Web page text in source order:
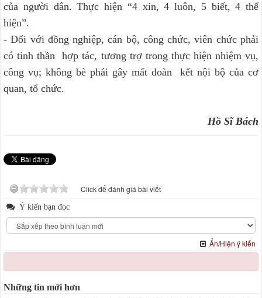
của người dân. Thực hiện “4 xin, 4 luôn, 5 biết, 4 thể
hiện”.
- Đối với đồng nghiệp, cán bộ, công chức, viên chức phải
có tinh thần hợp tác, tương trợ trong thực hiện nhiệm vụ,
công vụ; không bè phái gây mất đoàn kết nội bộ của cơ
quan, tổ chức.
Hồ Sĩ Bách
Click để đánh giá bài viết
Ý kiến bạn đọc
Ẩn/Hiện ý kiến
Những tin mới hơn